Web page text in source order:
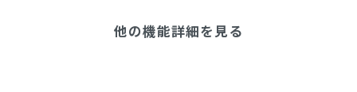
他の機能詳細を見る